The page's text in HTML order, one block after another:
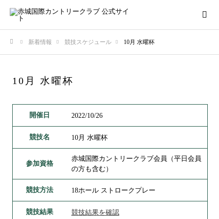
新着情報 競技スケジュール 10月 水曜杯
10月 水曜杯
開催日 2022/10/26
競技名 10月 水曜杯
参加資格
赤城国際カントリークラブ会員（平日会員
の方も含む）
競技方法 18ホール ストロークプレー
競技結果 競技結果を確認